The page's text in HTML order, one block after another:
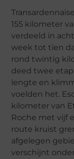
155 kilometer
verdeeld in
week tot tien
rond twintig
deed twee
lengte en
voelden het.
kilometer van
Roche met vijf
route kruist
afgelegen
verschijnt